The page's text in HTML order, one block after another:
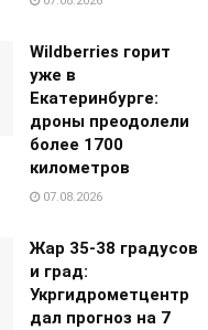
Wildberries горит
уже в
Екатеринбурге:
дроны преодолели
более 1700
километров
07.08.2026
Жар 35-38 градусов
и град:
Укргидрометцентр
дал прогноз на 7